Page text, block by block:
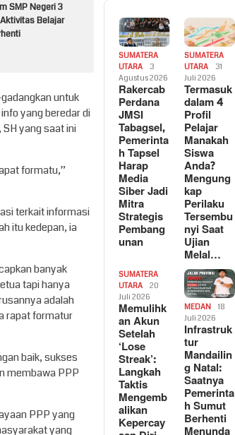
SMP Negeri 3
Belajar
untuk
yang beredar di
yang saat ini
formatu,”
terkait informasi
itu kedepan, ia
banyak
tapi hanya
adalah
rapat formatur
baik, sukses
membawa PPP
PPP yang
yang
SUMATERA
UTARA
3
Agustus 2026
Rakercab
Perdana
JMSI
Tabagsel,
Pemerinta
h Tapsel
Harap
Media
Siber Jadi
Mitra
Strategis
Pembang
unan
SUMATERA
UTARA
31
Juli 2026
Termasuk
dalam 4
Profil
Pelajar
Manakah
Siswa
Anda?
Mengung
kap
Perilaku
Tersembu
nyi Saat
Ujian
Melal…
SUMATERA
UTARA
20
Juli 2026
Memulihk
an Akun
Setelah
‘Lose
Streak’:
Langkah
Taktis
Mengemb
alikan
Kepercay
MEDAN
18
Juli 2026
Infrastruk
tur
Mandailin
g Natal:
Saatnya
Pemerinta
h Sumut
Berhenti